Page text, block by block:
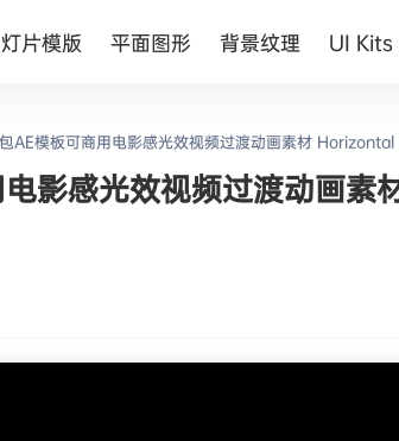
片模版 平面图形 背景纹理 UI Kits
AE模板可商用电影感光效视频过渡动画素材
电影感光效视频过渡动画